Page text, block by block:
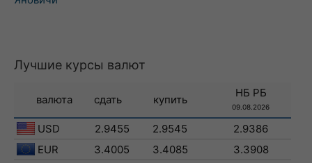
Лучшие курсы валют
валюта сдать купить
НБ РБ
09.08.2026
USD 2.9455 2.9545
2.9386
EUR
3.4005 3.4085
3.3908